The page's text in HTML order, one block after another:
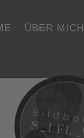
ÜBER MICH